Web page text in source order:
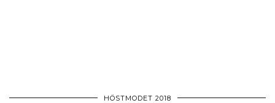
HÖSTMODET 2018